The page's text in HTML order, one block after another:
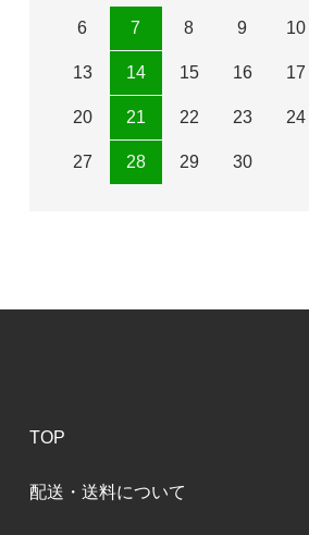
6 7 8 9 10
13 14 15 16 17
20 21 22 23 24
27 28 29 30
TOP
配送・送料について